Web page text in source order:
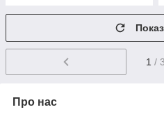
1 / 3
Про нас